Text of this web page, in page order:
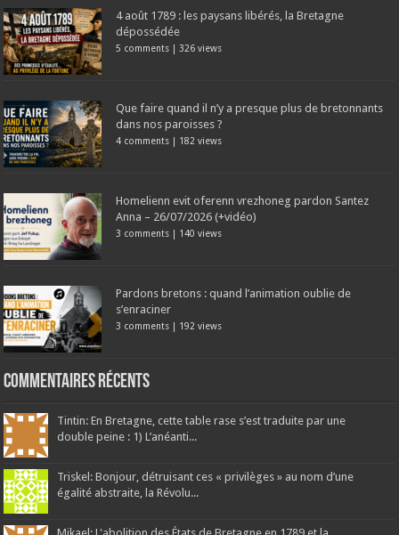
4 août 1789 : les paysans libérés, la Bretagne
dépossédée
5 comments | 326 views
Que faire quand il n’y a presque plus de bretonnants
dans nos paroisses ?
4 comments | 182 views
Homelienn evit oferenn vrezhoneg pardon Santez
Anna – 26/07/2026 (+vidéo)
3 comments | 140 views
Pardons bretons : quand l’animation oublie de
s’enraciner
3 comments | 192 views
Commentaires récents
Tintin: En Bretagne, cette table rase s’est traduite par une
double peine : 1) L’anéanti...
Triskel: Bonjour, détruisant ces « privilèges » au nom d’une
égalité abstraite, la Révolu...